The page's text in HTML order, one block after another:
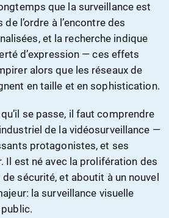
que la surveillance est
l’ordre à l’encontre des
et la recherche indique
d’expression — ces effets
alors que les réseaux de
en taille et en sophistication.
se passe, il faut comprendre
de la vidéosurveillance —
protagonistes, et ses
Il est né avec la prolifération des
sécurité, et aboutit à un nouvel
la surveillance visuelle